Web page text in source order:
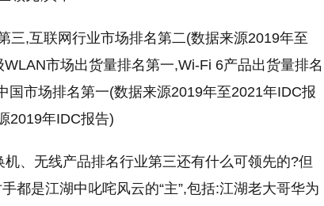
三,互联网行业市场排名第二(数据来源2019年至
市场出货量排名第一,Wi-Fi 6产品出货量排名
市场排名第一(数据来源2019年至2021年IDC报
2019年IDC报告)
、无线产品排名行业第三还有什么可领先的?但
都是江湖中叱咤风云的“主”,包括:江湖老大哥华为